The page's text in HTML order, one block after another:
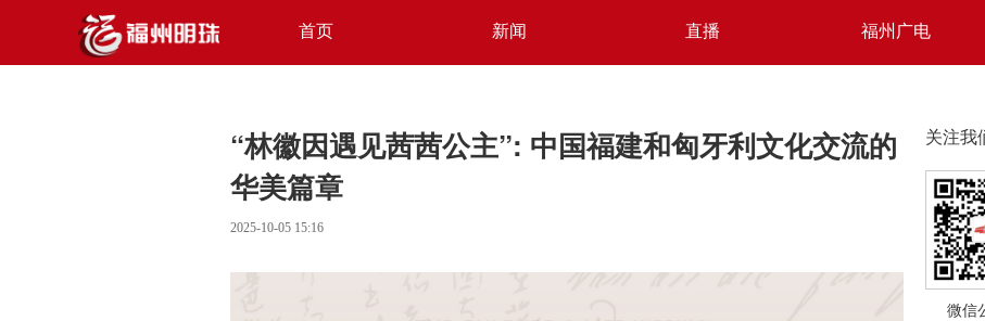
首页 新闻 直播 福州广电
“林徽因遇见茜茜公主”: 中国福建和匈牙利文化交流的
华美篇章
2025-10-05 15:16
关注我
微信